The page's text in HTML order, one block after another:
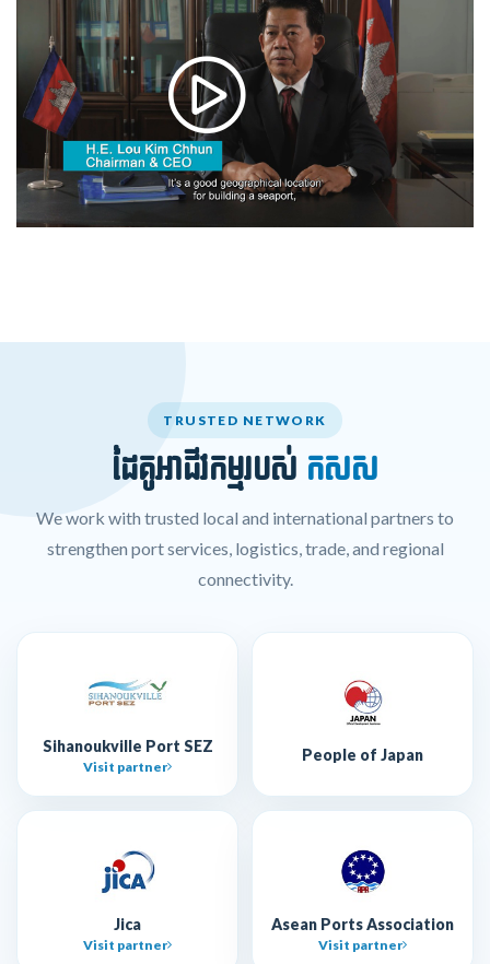
TRUSTED NETWORK
ដៃគូអាជីវកម្មរបស់ កសស
We work with trusted local and international partners to
strengthen port services, logistics, trade, and regional
connectivity.
Sihanoukville Port SEZ
Visit partner
People of Japan
Jica
Visit partner
Asean Ports Association
Visit partner